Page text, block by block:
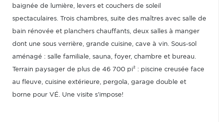
baignée de lumière, levers et couchers de soleil
spectaculaires. Trois chambres, suite des maîtres avec salle de
bain rénovée et planchers chauffants, deux salles à manger
dont une sous verrière, grande cuisine, cave à vin. Sous-sol
aménagé : salle familiale, sauna, foyer, chambre et bureau.
Terrain paysager de plus de 46 700 pi² : piscine creusée face
au fleuve, cuisine extérieure, pergola, garage double et
borne pour VÉ. Une visite s'impose!